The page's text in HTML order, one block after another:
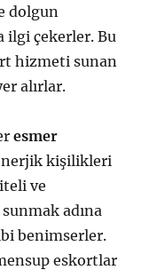
dolgun
ilgi çekerler. Bu
hizmeti sunan
alırlar.
esmer
kişilikleri
ve
adına
benimserler.
eskortlar